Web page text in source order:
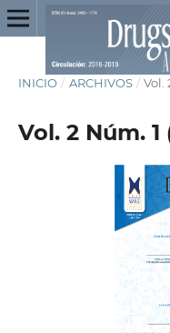
INICIO / ARCHIVOS / Vol.
Vol. 2 Núm. 1